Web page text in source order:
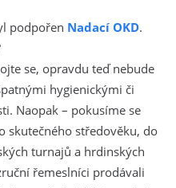
podpořen Nadací OKD.
se, opravdu teď nebude
hygienickými či
Naopak – pokusíme se
skutečného středověku, do
turnajů a hrdinských
řemeslníci prodávali